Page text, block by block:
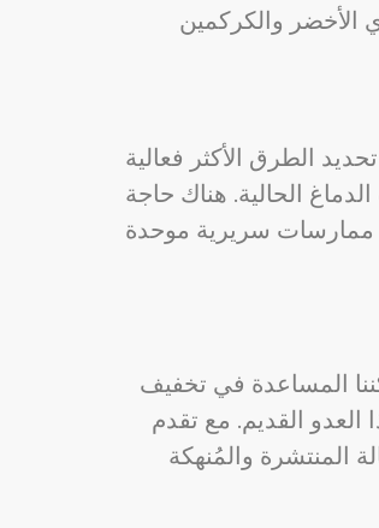
الطرق الأكثر فعالية
الحالية. هناك حاجة
المساعدة في تخفيف
العدو القديم. مع تقدم